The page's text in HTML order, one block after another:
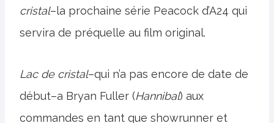
cristal–la prochaine série Peacock d’A24 qui
servira de préquelle au film original.
Lac de cristal–qui n’a pas encore de date de
début–a Bryan Fuller (Hannibal) aux
commandes en tant que showrunner et